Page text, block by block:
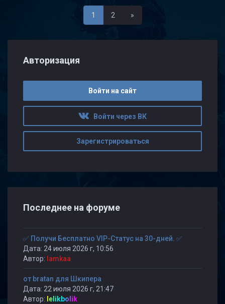
1 2 »Последняя
Авторизация
Войти на сайт
Войти через ВК
Зарегистрироваться
Последнее на форуме
✅ Получи Бесплатно VIP-Статус на 30-дней. ✅
Дата: 24 июля 2026 г, 10:56
Автор: lamkaa
от bratan для Шкипера
Дата: 22 июля 2026 г, 21:47
Автор: lelikbolik